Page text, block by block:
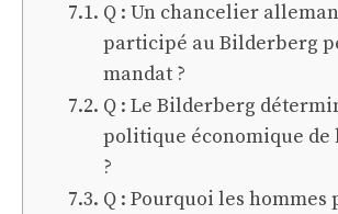
Q : Un chancelier
participé au Bilderberg
mandat ?
Q : Le Bilderberg
politique économique de
?
Q : Pourquoi les hommes